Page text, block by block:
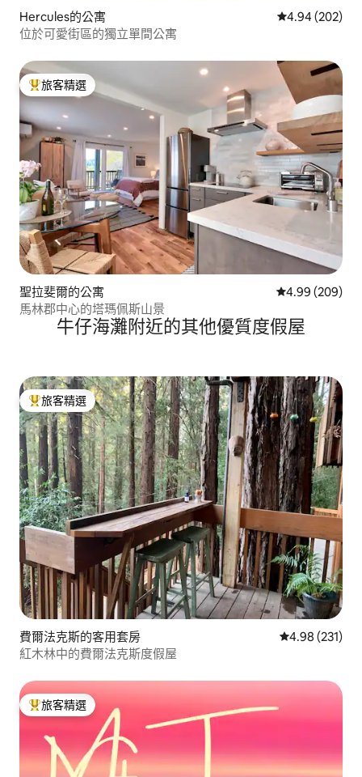
Hercules的公寓 從 202 則評價
4.94 (202)
位於可愛街區的獨立單間公寓
旅客精選榜首
旅客精選
聖拉斐爾的公寓 從 209 則評價
4.99 (209)
馬林郡中心的塔瑪佩斯山景
牛仔海灘附近的其他優質度假屋
旅客精選榜首
旅客精選
費爾法克斯的客用套房 從 231 則評價
4.98 (231)
紅木林中的費爾法克斯度假屋
旅客精選榜首
旅客精選